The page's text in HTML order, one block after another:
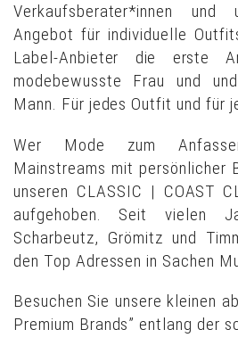
Verkaufsberater*innen und
Angebot für individuelle
Label-Anbieter die erste
modebewusste Frau und
Mann. Für jedes Outfit und für
Wer Mode zum
Mainstreams mit persönlicher
unseren CLASSIC | COAST
aufgehoben. Seit vielen
Scharbeutz, Grömitz und
den Top Adressen in Sachen
Besuchen Sie unsere kleinen
Premium Brands” entlang der